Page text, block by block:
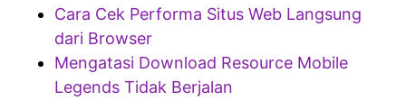
Cara Cek Performa Situs Web Langsung
dari Browser
Mengatasi Download Resource Mobile
Legends Tidak Berjalan